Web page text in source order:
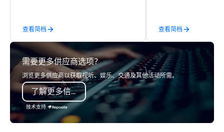
查看简档
Your group may need
(focused on skill
development/
bonding (focused on
minded activities) or
both. But whatever
real-world, job-
查看简档
需要更多供应商选项？
浏览更多供应商以获取视听、娱乐、交通及其他活动所需。
了解更多信息
技术支持